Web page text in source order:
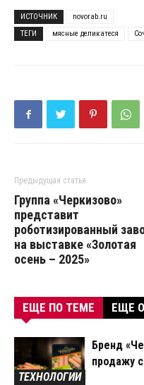
ИСТОЧНИК
novorab.ru
ТЕГИ
мясные деликатеся
Предыдущая статья
Группа «Черкизово»
представит
роботизированный
на выставке «Золотая
осень – 2025»
ЕЩЕ ПО ТЕМЕ ЕЩЕ
ТЕХНОЛОГИИ
Бренд
продажу